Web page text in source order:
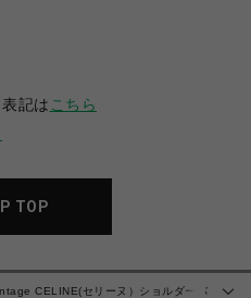
記は こちら
TOP
CELINE(セリーヌ）ショルダーバ